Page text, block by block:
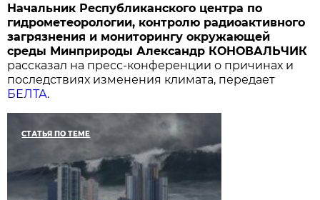
Начальник Республиканского центра по
гидрометеорологии, контролю радиоактивного
загрязнения и мониторингу окружающей
среды Минприроды Александр КОНОВАЛЬЧИК
рассказал на пресс-конференции о причинах и
последствиях изменения климата, передает
БЕЛТА.
СТАТЬЯ ПО ТЕМЕ